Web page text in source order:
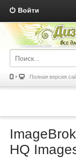
Войти
Полная версия
HQ